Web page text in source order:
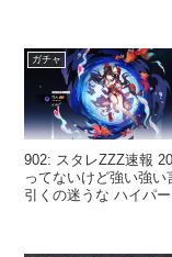
ガチャ
902: スタレZZZ速報
ってないけど強い強
引くの迷うな ハイパ